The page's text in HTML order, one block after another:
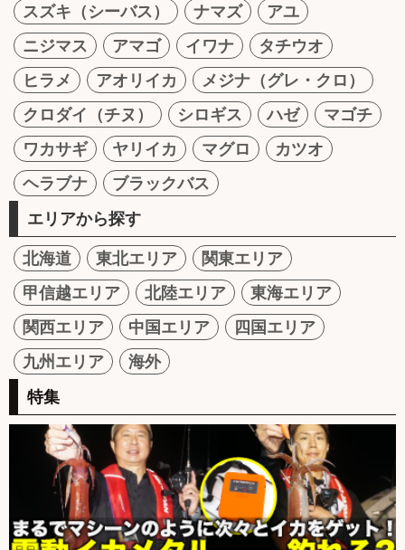
スズキ（シーバス）
ナマズ
アユ
ニジマス
アマゴ イワナ
タチウオ
ヒラメ
アオリイカ
メジナ（グレ・クロ）
クロダイ（チヌ）
シロギス ハゼ
マゴチ
ワカサギ
ヤリイカ マグロ
カツオ
ヘラブナ
ブラックバス
エリアから探す
北海道 東北エリア
関東エリア
甲信越エリア
北陸エリア
東海エリア
関西エリア
中国エリア
四国エリア
九州エリア
海外
特集